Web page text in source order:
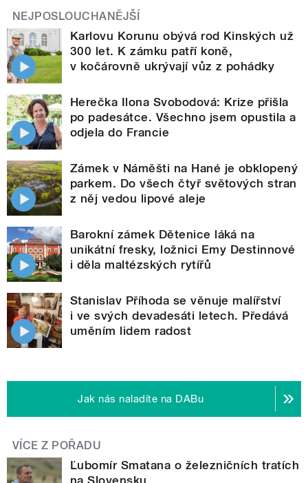
NEJPOSLOUCHANĚJŠÍ
Karlovu Korunu obývá rod Kinských už
300 let. K zámku patří koně,
v kočárovně ukrývají vůz z pohádky
Herečka Ilona Svobodová: Krize přišla
po padesátce. Všechno jsem opustila a
odjela do Francie
Zámek v Náměšti na Hané je obklopený
parkem. Do všech čtyř světových stran
z něj vedou lipové aleje
Barokní zámek Dětenice láká na
unikátní fresky, ložnici Emy Destinnové
i děla maltézských rytířů
Stanislav Příhoda se věnuje malířství
i ve svých devadesáti letech. Předává
uměním lidem radost
Jak nás naladíte na DABu
VÍCE Z POŘADU
Ľubomír Smatana o železničních tratích
na Slovensku